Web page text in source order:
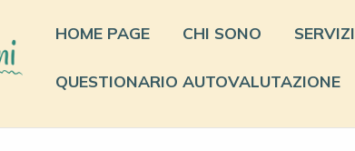
HOME PAGE CHI SONO SERVIZI
QUESTIONARIO AUTOVALUTAZIONE